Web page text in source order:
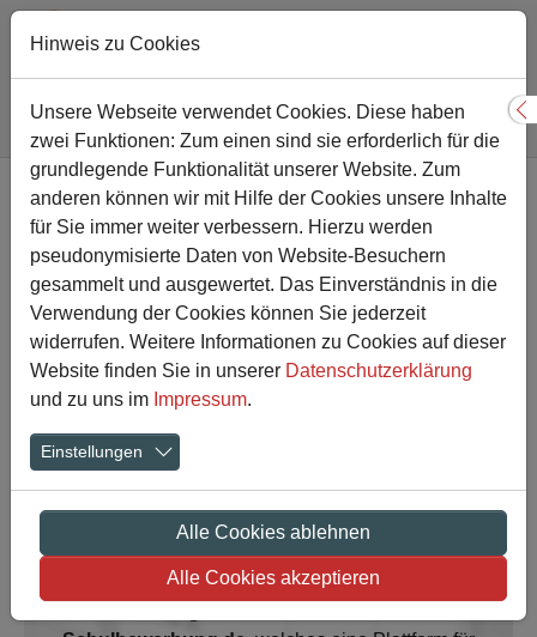
Zum Hauptinhalt springen
Sie sind hier:
Gesamtschule Service
Anmeldung
Anmeldung Schulbewerbung.de
Anmelde-Informationen für das Portal
Schulbewerbung.de
Liebe Eltern und Erziehungsberechtigte,
liebe Schülerinnen und Schüler,
Die Anmeldungen für Schulen im Kreis Unna
sind möglich. Hiermit beginnt die Vorbereitung
Berufskolleg, eine Berufsschule, ein
Weiterbildungskolleg oder in die Oberstufe an
einem Gymnasium oder einer Gesamtschule wie
beispielsweise unserer Gesamtschule Kamen.
Wichtig für die Anmeldung an einer Schule ist
Hinweis zu Cookies
Unsere Webseite verwendet Cookies. Diese haben
zwei Funktionen: Zum einen sind sie erforderlich für die
grundlegende Funktionalität unserer Website. Zum
anderen können wir mit Hilfe der Cookies unsere Inhalte
für Sie immer weiter verbessern. Hierzu werden
pseudonymisierte Daten von Website-Besuchern
gesammelt und ausgewertet. Das Einverständnis in die
Verwendung der Cookies können Sie jederzeit
widerrufen. Weitere Informationen zu Cookies auf dieser
Website finden Sie in unserer Datenschutzerklärung
und zu uns im Impressum.
Einstellungen
Alle Cookies ablehnen
Alle Cookies akzeptieren